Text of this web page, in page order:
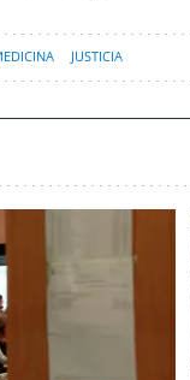
JUSTICIA